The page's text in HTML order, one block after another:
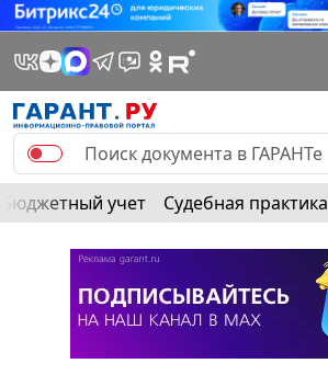
Бюджетный учет Судебная практика